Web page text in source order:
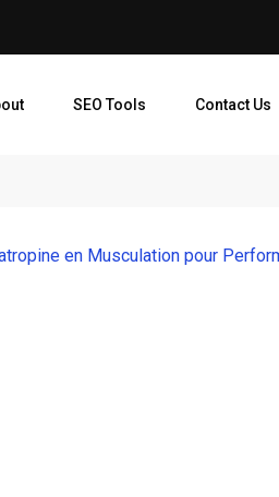
SEO Tools Contact Us
en Musculation pour